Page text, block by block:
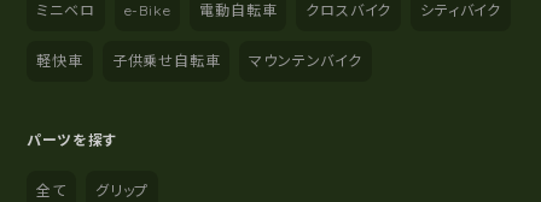
ミニベロ e-Bike 電動自転車 クロスバイク シティバイク
軽快車 子供乗せ自転車 マウンテンバイク
パーツを探す
全て グリップ